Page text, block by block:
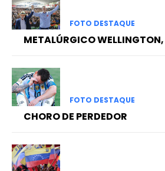
FOTO DESTAQUE
METALÚRGICO
FOTO DESTAQUE
CHORO DE PERDEDOR